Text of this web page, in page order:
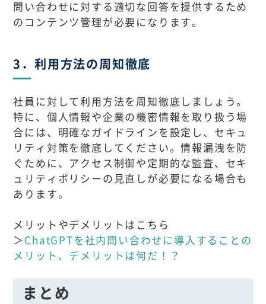
問い合わせに対する適切な回答を提供するため
のコンテンツ管理が必要になります。
3．利用方法の周知徹底
社員に対して利用方法を周知徹底しましょう。
特に、個人情報や企業の機密情報を取り扱う場
合には、明確なガイドラインを設定し、セキュ
リティ対策を徹底してください。情報漏洩を防
ぐために、アクセス制御や定期的な監査、セキ
ュリティポリシーの見直しが必要になる場合も
あります。
メリットやデメリットはこちら
＞ ChatGPTを社内問い合わせに導入することの
メリット、デメリットは何だ！？
まとめ